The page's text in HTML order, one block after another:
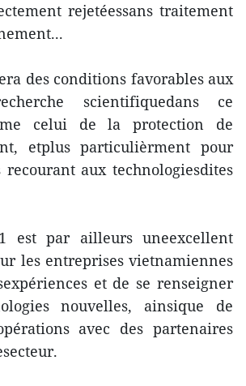
rejetéessans traitement
des conditions favorables aux
scientifiquedans ce
celui de la protection de
etplus particulièrment pour
aux technologiesdites
est par ailleurs uneexcellent
les entreprises vietnamiennes
et de se renseigner
nouvelles, ainsique de
avec des partenaires